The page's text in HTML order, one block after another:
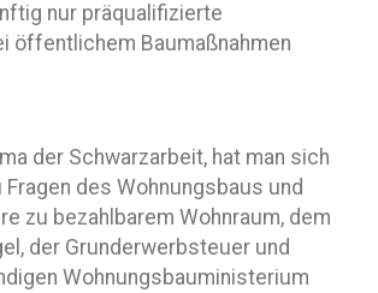
nur präqualifizierte
öffentlichem Baumaßnahmen
der Schwarzarbeit, hat man sich
des Wohnungsbaus und
zu bezahlbarem Wohnraum, dem
der Grunderwerbsteuer und
Wohnungsbauministerium